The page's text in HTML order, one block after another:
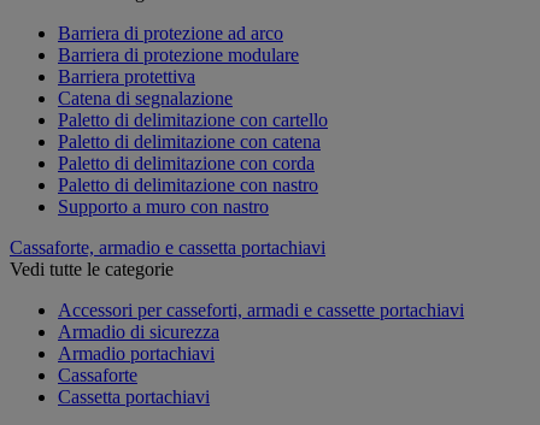
Barriera di protezione ad arco
Barriera di protezione modulare
Barriera protettiva
Catena di segnalazione
Paletto di delimitazione con cartello
Paletto di delimitazione con catena
Paletto di delimitazione con corda
Paletto di delimitazione con nastro
Supporto a muro con nastro
Cassaforte, armadio e cassetta portachiavi
Vedi tutte le categorie
Accessori per casseforti, armadi e cassette portachiavi
Armadio di sicurezza
Armadio portachiavi
Cassaforte
Cassetta portachiavi